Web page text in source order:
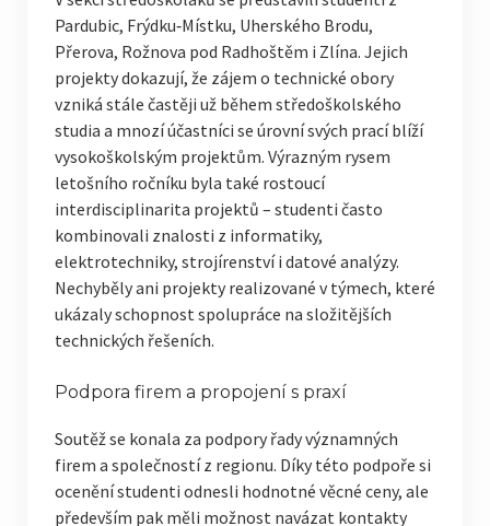
KONTAKT
TISKOVÉ ZPRÁVY
TISKOVÁ ZPRÁVA 2026
TISKOVÁ ZPRÁVA 2025
TISKOVÁ ZPRÁVA 2024
TISKOVÁ ZPRÁVA 2022
TISKOVÁ ZPRÁVA 2019
Pardubic, Frýdku‑Místku, Uherského Brodu,
Přerova, Rožnova pod Radhoštěm i Zlína. Jejich
projekty dokazují, že zájem o technické obory
vzniká stále častěji už během středoškolského
studia a mnozí účastníci se úrovní svých prací blíží
vysokoškolským projektům. Výrazným rysem
letošního ročníku byla také rostoucí
interdisciplinarita projektů – studenti často
kombinovali znalosti z informatiky,
elektrotechniky, strojírenství i datové analýzy.
Nechyběly ani projekty realizované v týmech, které
ukázaly schopnost spolupráce na složitějších
technických řešeních.
Podpora firem a propojení s praxí
Soutěž se konala za podpory řady významných
firem a společností z regionu. Díky této podpoře si
ocenění studenti odnesli hodnotné věcné ceny, ale
především pak měli možnost navázat kontakty